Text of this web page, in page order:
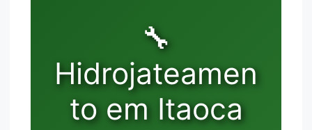
🔧
Hidrojateamen
to em Itaoca